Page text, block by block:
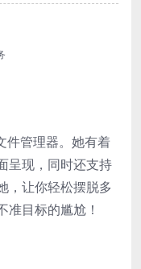
件管理器。她有着
呈现，同时还支持
，让你轻松摆脱多
准目标的尴尬！